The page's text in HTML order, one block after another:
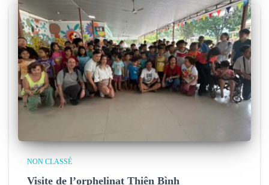
NON CLASSÉ
Visite de l’orphelinat Thiên Bình